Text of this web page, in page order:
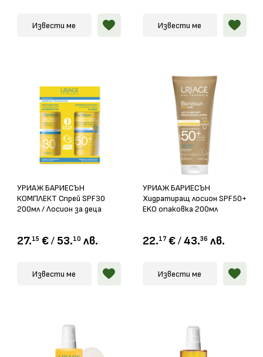
Извести ме Извести ме
УРИАЖ БАРИЕСЪН
КОМПЛЕКТ Спрей SPF30
200мл / Лосион за деца
27.15 € / 53.10 лв.
Извести ме
УРИАЖ БАРИЕСЪН
Хидратиращ лосион SPF50+
EKO опаковка 200мл
22.17 € / 43.36 лв.
Извести ме